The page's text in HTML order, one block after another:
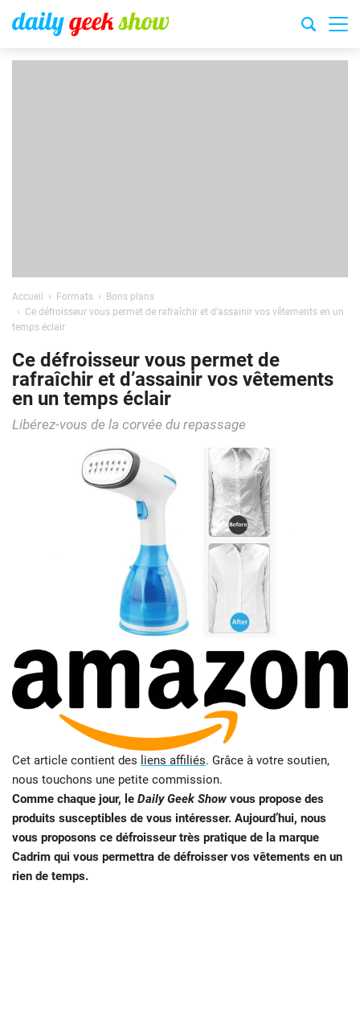
Accueil Formats
Bons plans
Ce défroisseur vous permet de rafraîchir et d’assainir vos vêtements en un
temps éclair
Ce défroisseur vous permet de
rafraîchir et d’assainir vos vêtements
en un temps éclair
Libérez-vous de la corvée du repassage
Cet article contient des liens affiliés. Grâce à votre soutien,
nous touchons une petite commission.
Comme chaque jour, le Daily Geek Show vous propose des
produits susceptibles de vous intéresser. Aujourd’hui, nous
vous proposons ce défroisseur très pratique de la marque
Cadrim qui vous permettra de défroisser vos vêtements en un
rien de temps.